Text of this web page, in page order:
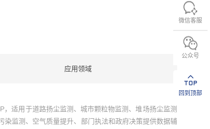
微信客服
公众号
回到顶部
应用领域
适用于道路扬尘监测、城市颗粒物监测、堆场扬尘监测
监测、空气质量提升、部门执法和政府决策提供数据辅